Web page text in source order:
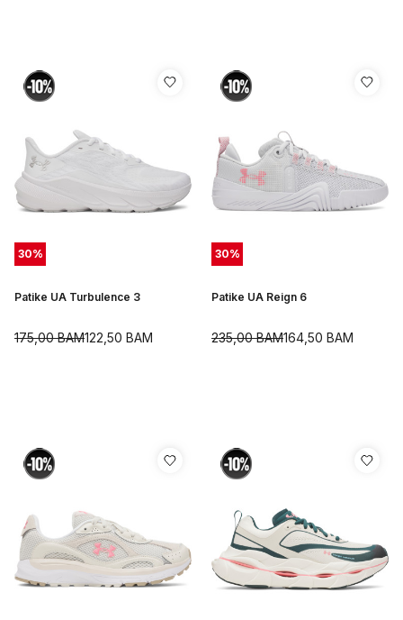
30%
Patike UA Turbulence 3
122,50 BAM
175,00BAM
30%
Patike UA Reign 6
164,50 BAM
235,00BAM